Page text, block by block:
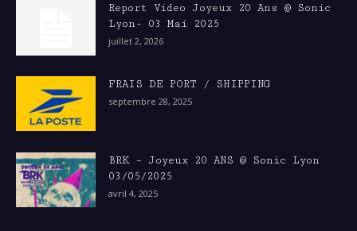
Report Video Joyeux 20 Ans @ Sonic
Lyon- 03 Mai 2025
juillet 2, 2026
FRAIS DE PORT / SHIPPING
septembre 28, 2025
BRK – Joyeux 20 ANS @ Sonic Lyon
03/05/2025
avril 4, 2025